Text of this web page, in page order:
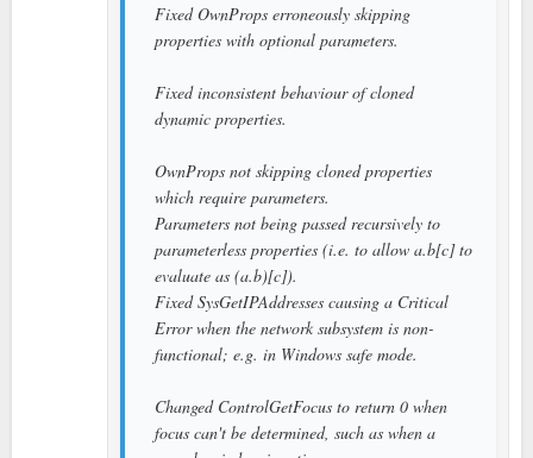
Fixed OwnProps erroneously skipping
properties with optional parameters.
Fixed inconsistent behaviour of cloned
dynamic properties.
OwnProps not skipping cloned properties
which require parameters.
Parameters not being passed recursively to
parameterless properties (i.e. to allow a.b[c] to
evaluate as (a.b)[c]).
Fixed SysGetIPAddresses causing a Critical
Error when the network subsystem is non-
functional; e.g. in Windows safe mode.
Changed ControlGetFocus to return 0 when
focus can't be determined, such as when a